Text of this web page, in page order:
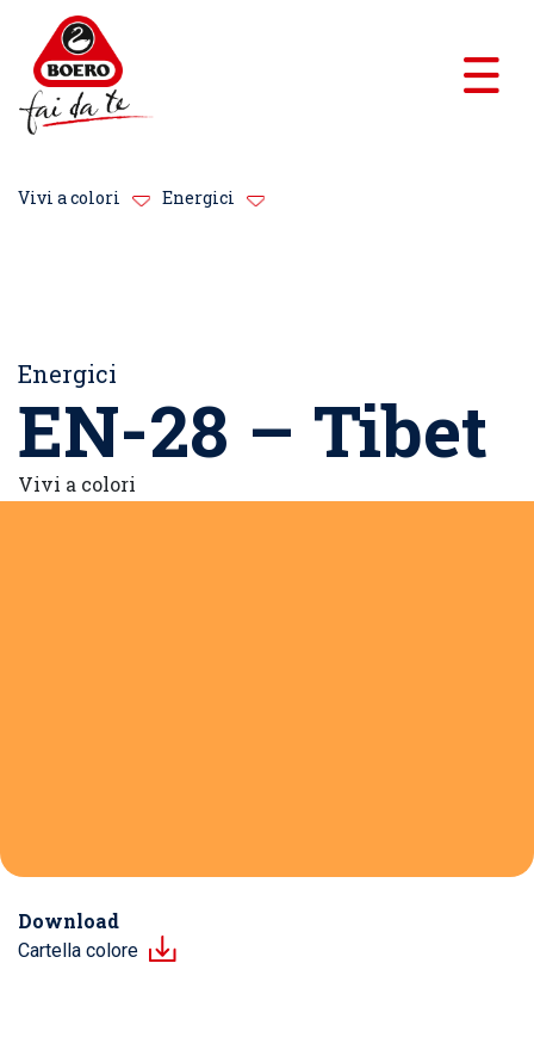
Vivi a colori Energici
Energici
EN-28 – Tibet
Vivi a colori
Download
Cartella colore